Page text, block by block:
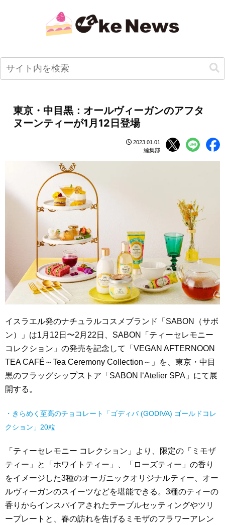
東京・中目黒：オールヴィーガンのアフタ
ヌーンティーが1月12日登場
2023.01.01
編集部
イスラエル発のナチュラルコスメブランド「SABON（サボ
ン）」は1月12日〜2月22日、SABON「ティーセレモニー
コレクション」の発売を記念して「VEGAN AFTERNOON
TEA CAFÉ～Tea Ceremony Collection～」を、東京・中目
黒のフラッグシップストア「SABON l‘Atelier SPA」にて展
開する。
・きらめく至高のチョコレート「ゴディバ (GODIVA) ゴールドコレ
クション」20粒
「ティーセレモニー コレクション」より、限定の「ミモザ
ティー」と「ホワイトティー」、「ローズティー」の香り
をイメージした3種のオーガニックオリジナルティー、オー
ルヴィーガンのスイーツなどを堪能できる。3種のティーの
香りからインスパイアされたテーブルセッティングやツリ
ープレートと、春の訪れを告げるミモザのフラワーアレン